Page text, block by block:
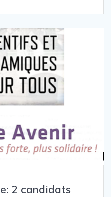
2 candidats